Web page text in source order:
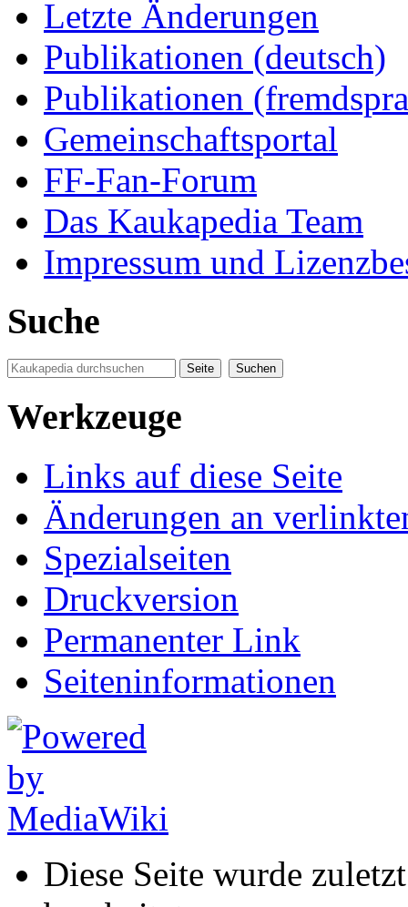
Letzte Änderungen
Publikationen (deutsch)
Publikationen
Gemeinschaftsportal
FF-Fan-Forum
Das Kaukapedia Team
Impressum und
Suche
Werkzeuge
Links auf diese Seite
Änderungen an
Spezialseiten
Druckversion
Permanenter Link
Seiten­informationen
Diese Seite wurde